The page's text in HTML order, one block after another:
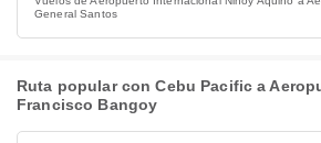
General Santos
Ruta popular con Cebu Pacific a
Francisco Bangoy